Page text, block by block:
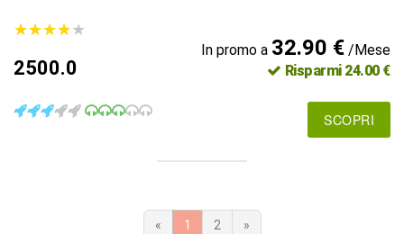
★★★★★
★★★★★
2500.0
In promo a 32.90 €/Mese
Risparmi 24.00 €
SCOPRI
« 1 2 »